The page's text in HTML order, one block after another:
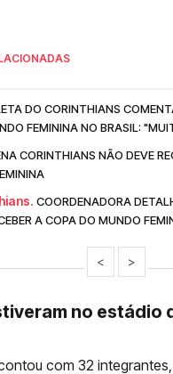
DO CORINTHIANS
FEMININA NO BRASIL:
CORINTHIANS NÃO DEVE
COORDENADORA
A COPA DO MUNDO
< >
no estádio
com 32